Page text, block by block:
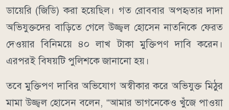
ডায়েরি (জিডি) করা হয়েছিল। গত রোববার অপহৃতার দাদা
অভিযুক্তদের বাড়িতে গেলে উজ্জ্বল হোসেন নাতনিকে ফেরত
দেওয়ার বিনিময়ে ৪০ লাখ টাকা মুক্তিপণ দাবি করেন।
এরপরই বিষয়টি পুলিশকে জানানো হয়।
তবে মুক্তিপণ দাবির অভিযোগ অস্বীকার করে অভিযুক্ত মিঠুর
মামা উজ্জ্বল হোসেন বলেন, “আমার ভাগনেকেও খুঁজে পাওয়া